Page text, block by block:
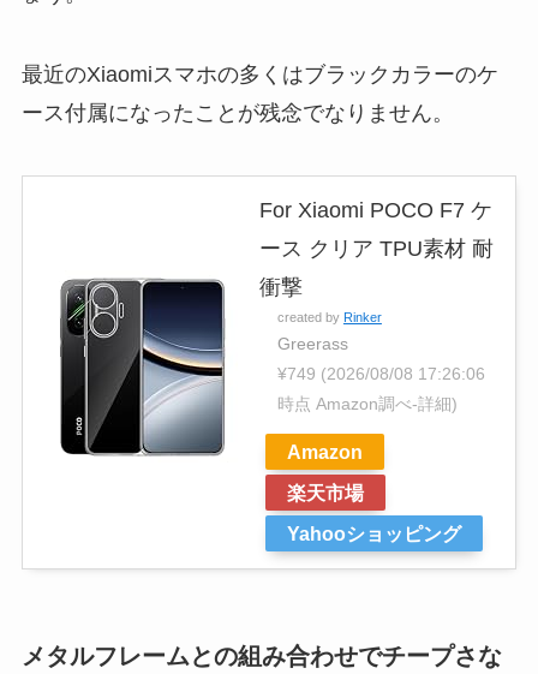
最近のXiaomiスマホの多くはブラックカラーのケ
ース付属になったことが残念でなりません。
For Xiaomi POCO F7 ケ
ース クリア TPU素材 耐
衝撃
created by Rinker
Greerass
¥749 (2026/08/08 17:26:06
時点 Amazon調べ-詳細)
Amazon
楽天市場
Yahooショッピング
メタルフレームとの組み合わせでチープさな